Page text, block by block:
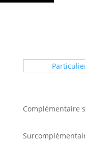
Complémentaire